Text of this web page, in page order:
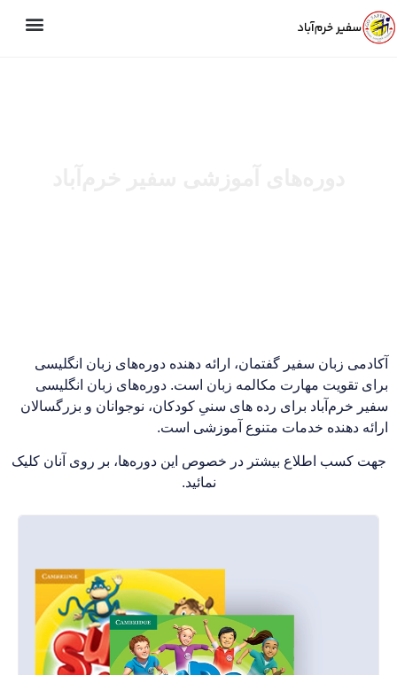
آکادمی زبان سفیر گفتمان، ارائه دهنده دوره‌های زبان انگلیسی
برای تقویت مهارت مکالمه زبان است. دوره‌های زبان انگلیسی
سفیر خرم‌آباد برای رده های سنیِ کودکان، نوجوانان و بزرگسالان
ارائه دهنده خدمات متنوع آموزشی است.
جهت کسب اطلاع بیشتر در خصوص این دوره‌ها، بر روی آنان کلیک
نمائید.